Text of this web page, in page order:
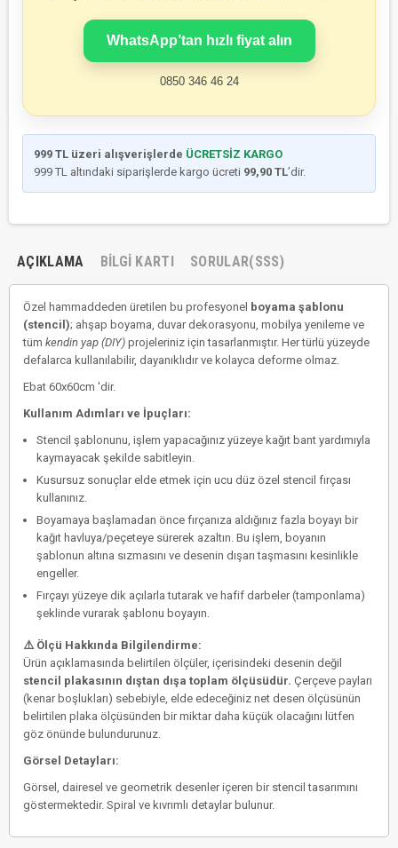
WhatsApp’tan hızlı fiyat alın
0850 346 46 24
999 TL üzeri alışverişlerde ÜCRETSİZ KARGO
999 TL altındaki siparişlerde kargo ücreti 99,90 TL’dir.
AÇIKLAMA BILGI KARTI SORULAR(SSS)
Özel hammaddeden üretilen bu profesyonel boyama şablonu
(stencil); ahşap boyama, duvar dekorasyonu, mobilya yenileme ve
tüm kendin yap (DIY) projeleriniz için tasarlanmıştır. Her türlü yüzeyde
defalarca kullanılabilir, dayanıklıdır ve kolayca deforme olmaz.
Ebat 60x60cm 'dir.
Kullanım Adımları ve İpuçları:
Stencil şablonunu, işlem yapacağınız yüzeye kağıt bant yardımıyla
kaymayacak şekilde sabitleyin.
Kusursuz sonuçlar elde etmek için ucu düz özel stencil fırçası
kullanınız.
Boyamaya başlamadan önce fırçanıza aldığınız fazla boyayı bir
kağıt havluya/peçeteye sürerek azaltın. Bu işlem, boyanın
şablonun altına sızmasını ve desenin dışarı taşmasını kesinlikle
engeller.
Fırçayı yüzeye dik açılarla tutarak ve hafif darbeler (tamponlama)
şeklinde vurarak şablonu boyayın.
⚠️ Ölçü Hakkında Bilgilendirme:
Ürün açıklamasında belirtilen ölçüler, içerisindeki desenin değil
stencil plakasının dıştan dışa toplam ölçüsüdür. Çerçeve payları
(kenar boşlukları) sebebiyle, elde edeceğiniz net desen ölçüsünün
belirtilen plaka ölçüsünden bir miktar daha küçük olacağını lütfen
göz önünde bulundurunuz.
Görsel Detayları:
Görsel, dairesel ve geometrik desenler içeren bir stencil tasarımını
göstermektedir. Spiral ve kıvrımlı detaylar bulunur.